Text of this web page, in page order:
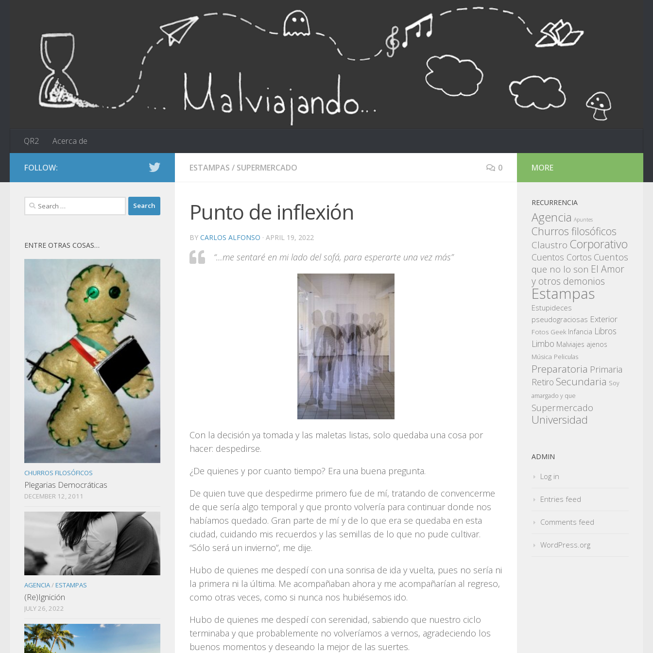
QR2 Acerca de
ESTAMPAS / SUPERMERCADO 0
Punto de inflexión
BY CARLOS ALFONSO · APRIL 19, 2022
“…me sentaré en mi lado del sofá, para esperarte una vez más”
Con la decisión ya tomada y las maletas listas, solo quedaba una cosa por
hacer: despedirse.
¿De quienes y por cuanto tiempo? Era una buena pregunta.
De quien tuve que despedirme primero fue de mí, tratando de convencerme
de que sería algo temporal y que pronto volvería para continuar donde nos
habíamos quedado. Gran parte de mí y de lo que era se quedaba en esta
ciudad, cuidando mis recuerdos y las semillas de lo que no pude cultivar.
“Sólo será un invierno”, me dije.
Hubo de quienes me despedí con una sonrisa de ida y vuelta, pues no sería ni
la primera ni la última. Me acompañaban ahora y me acompañarían al regreso,
como otras veces, como si nunca nos hubiésemos ido.
Hubo de quienes me despedí con serenidad, sabiendo que nuestro ciclo
terminaba y que probablemente no volveríamos a vernos, agradeciendo los
buenos momentos y deseando la mejor de las suertes.
FOLLOW:
Search
for:
ENTRE OTRAS COSAS…
CHURROS FILOSÓFICOS
Plegarias Democráticas
DECEMBER 12, 2011
AGENCIA/ESTAMPAS
(Re)Ignición
JULY 26, 2022
MORE
RECURRENCIA
Agencia Apuntes
Churros filosóficos
Claustro Corporativo
Cuentos Cortos Cuentos
que no lo son El Amor
y otros demonios
Estampas
Estupideces
pseudograciosas Exterior
Fotos Geek Infancia Libros
Limbo Malviajes ajenos
Música Peliculas
Preparatoria Primaria
Retiro Secundaria Soy
amargado y que
Supermercado
Universidad
ADMIN
Log in
Entries feed
Comments feed
WordPress.org